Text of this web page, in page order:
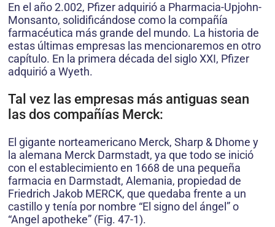
En el año 2.002, Pfizer adquirió a Pharmacia-Upjohn-
Monsanto, solidificándose como la compañía
farmacéutica más grande del mundo. La historia de
estas últimas empresas las mencionaremos en otro
capítulo. En la primera década del siglo XXI, Pfizer
adquirió a Wyeth.
Tal vez las empresas más antiguas sean
las dos compañías Merck:
El gigante norteamericano Merck, Sharp & Dhome y
la alemana Merck Darmstadt, ya que todo se inició
con el establecimiento en 1668 de una pequeña
farmacia en Darmstadt, Alemania, propiedad de
Friedrich Jakob MERCK, que quedaba frente a un
castillo y tenía por nombre “El signo del ángel” o
“Angel apotheke” (Fig. 47-1).